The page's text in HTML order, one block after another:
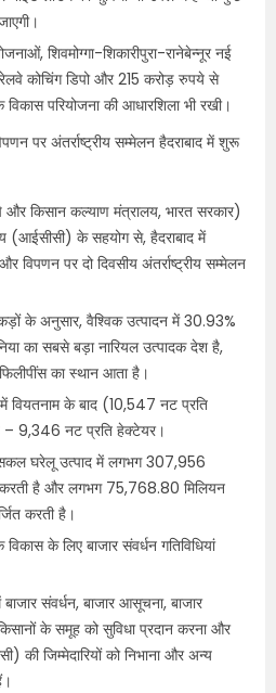
शिवमोग्गा-शिकारीपुरा-रानेबेन्नूर नई
कोचिंग डिपो और 215 करोड़ रुपये से
परियोजना की आधारशिला भी रखी।
पर अंतर्राष्ट्रीय सम्मेलन हैदराबाद में शुरू
और किसान कल्याण मंत्रालय, भारत सरकार)
(आईसीसी) के सहयोग से, हैदराबाद में
विपणन पर दो दिवसीय अंतर्राष्ट्रीय सम्मेलन
के अनुसार, वैश्विक उत्पादन में 30.93%
का सबसे बड़ा नारियल उत्पादक देश है,
का स्थान आता है।
वियतनाम के बाद (10,547 नट प्रति
9,346 नट प्रति हेक्टेयर।
घरेलू उत्पाद में लगभग 307,956
करती है और लगभग 75,768.80 मिलियन
करती है।
के लिए बाजार संवर्धन गतिविधियां
संवर्धन, बाजार आसूचना, बाजार
के समूह को सुविधा प्रदान करना और
की जिम्मेदारियों को निभाना और अन्य